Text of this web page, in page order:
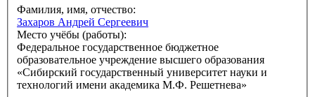
Фамилия, имя, отчество:
Захаров Андрей Сергеевич
Место учёбы (работы):
Федеральное государственное бюджетное
образовательное учреждение высшего образования
«Сибирский государственный университет науки и
технологий имени академика М.Ф. Решетнева»